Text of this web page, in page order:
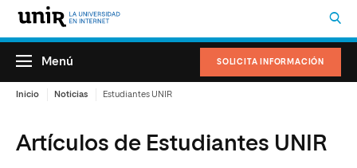
SOLICITA INFORMACIÓN
Menú
Inicio Noticias Estudiantes UNIR
Artículos de Estudiantes UNIR